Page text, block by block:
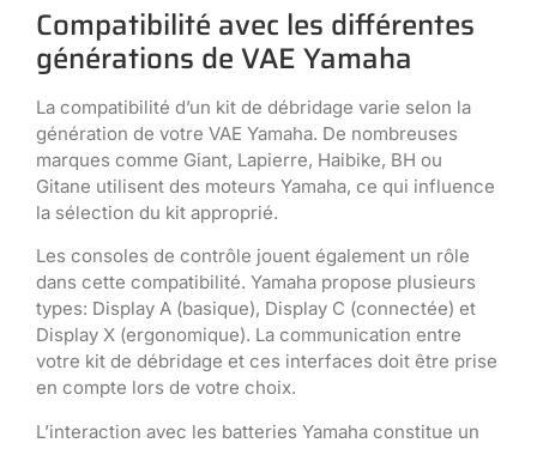
Compatibilité avec les différentes
générations de VAE Yamaha
La compatibilité d’un kit de débridage varie selon la
génération de votre VAE Yamaha. De nombreuses
marques comme Giant, Lapierre, Haibike, BH ou
Gitane utilisent des moteurs Yamaha, ce qui influence
la sélection du kit approprié.
Les consoles de contrôle jouent également un rôle
dans cette compatibilité. Yamaha propose plusieurs
types: Display A (basique), Display C (connectée) et
Display X (ergonomique). La communication entre
votre kit de débridage et ces interfaces doit être prise
en compte lors de votre choix.
L’interaction avec les batteries Yamaha constitue un